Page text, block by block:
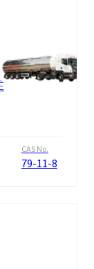
CAS No.
79-11-8